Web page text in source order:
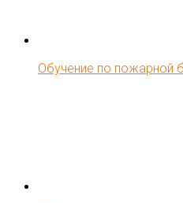
Обучение по пожарной